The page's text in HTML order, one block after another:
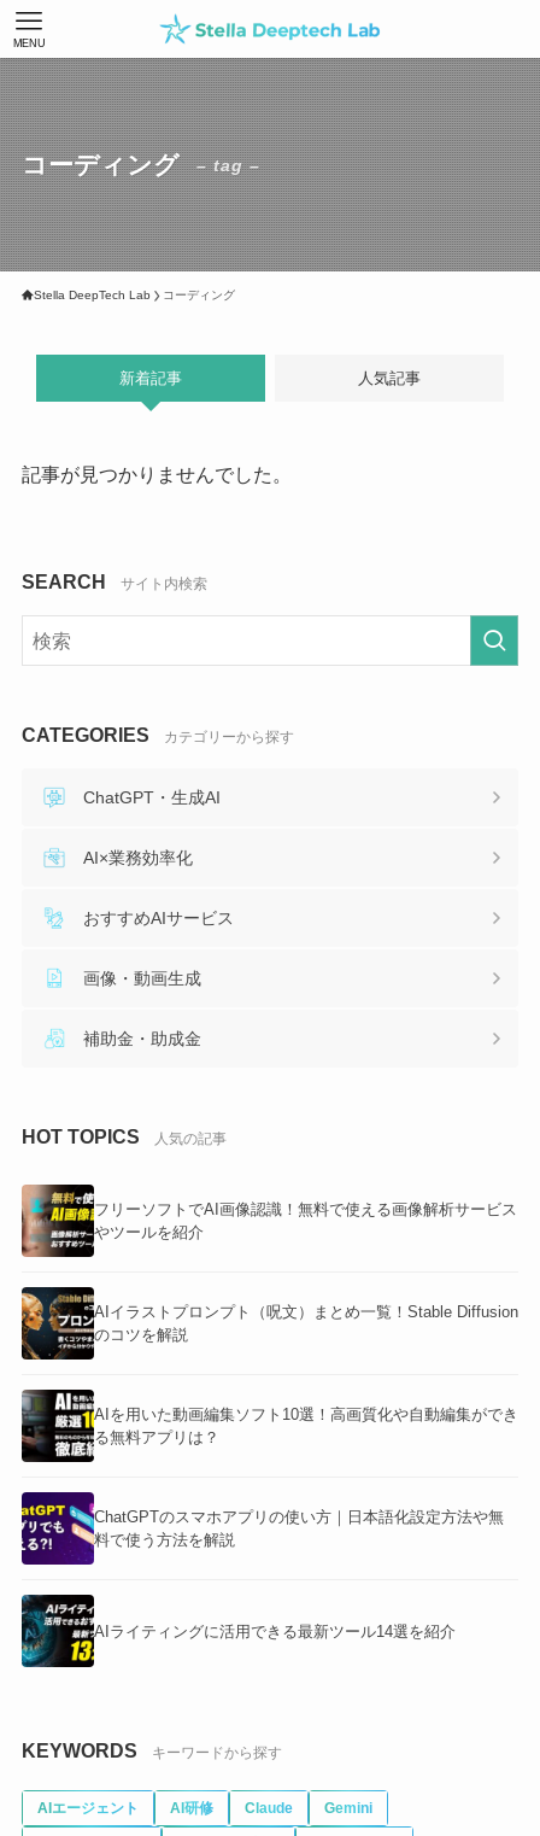
MENU
コーディング – tag –
Stella DeepTech Lab コーディング
新着記事 人気記事
記事が見つかりませんでした。
SEARCH サイト内検索
CATEGORIES カテゴリーから探す
ChatGPT・生成AI
AI×業務効率化
おすすめAIサービス
画像・動画生成
補助金・助成金
HOT TOPICS 人気の記事
フリーソフトでAI画像認識！無料で使える画像解析サービス
やツールを紹介
AIイラストプロンプト（呪文）まとめ一覧！Stable Diffusion
のコツを解説
AIを用いた動画編集ソフト10選！高画質化や自動編集ができ
る無料アプリは？
ChatGPTのスマホアプリの使い方｜日本語化設定方法や無
料で使う方法を解説
AIライティングに活用できる最新ツール14選を紹介
KEYWORDS キーワードから探す
AIエージェント AI研修 Claude Gemini